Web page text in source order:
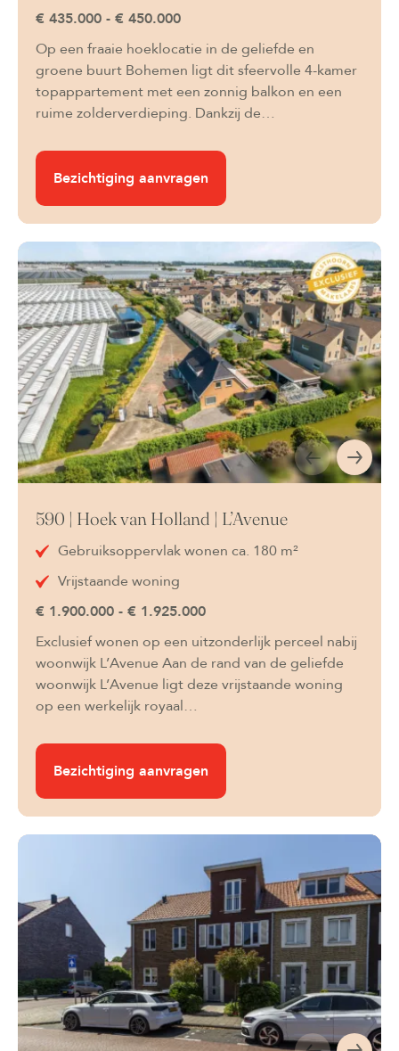
€ 435.000 - € 450.000
Op een fraaie hoeklocatie in de geliefde en
groene buurt Bohemen ligt dit sfeervolle 4-kamer
topappartement met een zonnig balkon en een
ruime zolderverdieping. Dankzij de…
Bezichtiging aanvragen
590 | Hoek van Holland | L’Avenue
Gebruiksoppervlak wonen ca. 180 m²
Vrijstaande woning
€ 1.900.000 - € 1.925.000
Exclusief wonen op een uitzonderlijk perceel nabij
woonwijk L’Avenue Aan de rand van de geliefde
woonwijk L’Avenue ligt deze vrijstaande woning
op een werkelijk royaal…
Bezichtiging aanvragen